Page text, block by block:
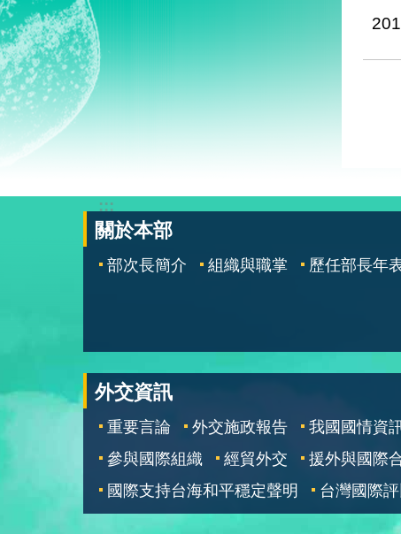
:::
關於本部
部次長簡介 組織與職掌 歷任部長年
外交資訊
重要言論 外交施政報告
我國國情資
參與國際組織
經貿外交 援外與國際
國際支持台海和平穩定聲明
台灣國際